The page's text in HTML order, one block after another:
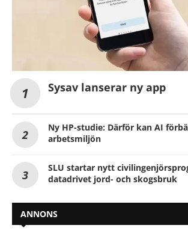
Sysav lanserar ny app
Ny HP-studie: Därför kan AI
arbetsmiljön
SLU startar nytt
datadrivet jord- och skogsbruk
ANNONS